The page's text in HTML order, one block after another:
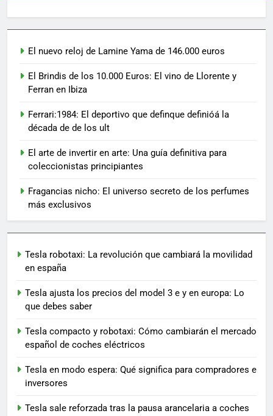
El nuevo reloj de Lamine Yama de 146.000 euros
El Brindis de los 10.000 Euros: El vino de Llorente y
Ferran en Ibiza
Ferrari:1984: El deportivo que definque definióá la
década de de los ult
El arte de invertir en arte: Una guía definitiva para
coleccionistas principiantes
Fragancias nicho: El universo secreto de los perfumes
más exclusivos
Tesla robotaxi: La revolución que cambiará la movilidad
en españa
Tesla ajusta los precios del model 3 e y en europa: Lo
que debes saber
Tesla compacto y robotaxi: Cómo cambiarán el mercado
español de coches eléctricos
Tesla en modo espera: Qué significa para compradores e
inversores
Tesla sale reforzada tras la pausa arancelaria a coches